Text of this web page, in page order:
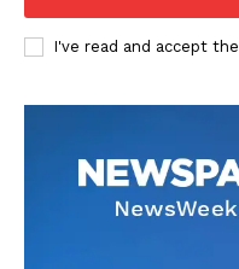
I've read and accept the